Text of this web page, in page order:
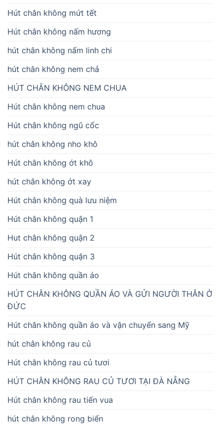
Hút chân không mứt tết
Hút chân không nấm hương
hút chân không nấm linh chi
hút chân không nem chả
HÚT CHÂN KHÔNG NEM CHUA
Hút chân không nem chua
Hút chân không ngũ cốc
hút chân không nho khô
Hút chân không ớt khô
hút chân không ớt xay
Hút chân không quà lưu niệm
Hút chân không quận 1
Hut chân không quận 2
Hút chân không quận 3
Hút chân không quần áo
HÚT CHÂN KHÔNG QUẦN ÁO VÀ GỬI NGƯỜI THÂN Ở
ĐỨC
Hút chân không quần áo và vận chuyển sang Mỹ
hút chân không rau củ
Hút chân không rau củ tươi
HÚT CHÂN KHÔNG RAU CỦ TƯƠI TẠI ĐÀ NẴNG
Hút chân không rau tiến vua
hút chân không rong biển